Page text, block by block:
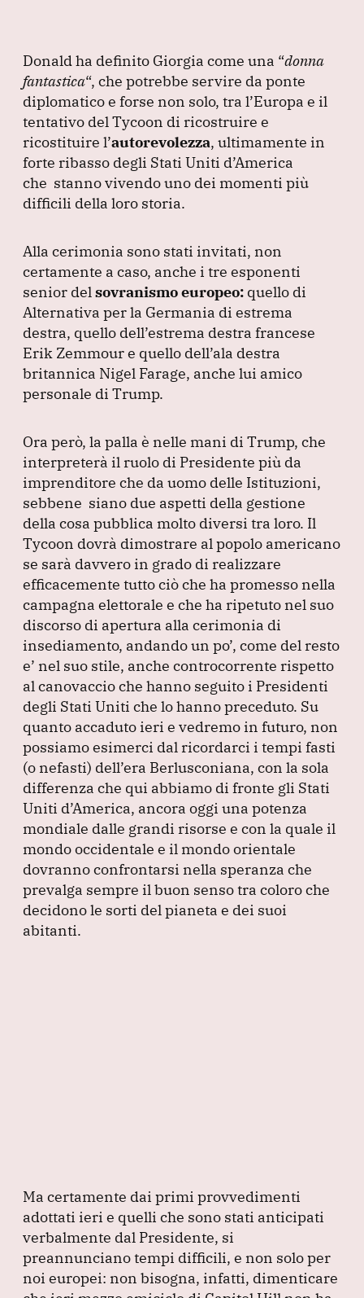
Donald ha definito Giorgia come una “donna
fantastica“, che potrebbe servire da ponte
diplomatico e forse non solo, tra l’Europa e il
tentativo del Tycoon di ricostruire e
ricostituire l’autorevolezza, ultimamente in
forte ribasso degli Stati Uniti d’America
che stanno vivendo uno dei momenti più
difficili della loro storia.
Alla cerimonia sono stati invitati, non
certamente a caso, anche i tre esponenti
senior del sovranismo europeo: quello di
Alternativa per la Germania di estrema
destra, quello dell’estrema destra francese
Erik Zemmour e quello dell’ala destra
britannica Nigel Farage, anche lui amico
personale di Trump.
Ora però, la palla è nelle mani di Trump, che
interpreterà il ruolo di Presidente più da
imprenditore che da uomo delle Istituzioni,
sebbene siano due aspetti della gestione
della cosa pubblica molto diversi tra loro. Il
Tycoon dovrà dimostrare al popolo americano
se sarà davvero in grado di realizzare
efficacemente tutto ciò che ha promesso nella
campagna elettorale e che ha ripetuto nel suo
discorso di apertura alla cerimonia di
insediamento, andando un po’, come del resto
e’ nel suo stile, anche controcorrente rispetto
al canovaccio che hanno seguito i Presidenti
degli Stati Uniti che lo hanno preceduto. Su
quanto accaduto ieri e vedremo in futuro, non
possiamo esimerci dal ricordarci i tempi fasti
(o nefasti) dell’era Berlusconiana, con la sola
differenza che qui abbiamo di fronte gli Stati
Uniti d’America, ancora oggi una potenza
mondiale dalle grandi risorse e con la quale il
mondo occidentale e il mondo orientale
dovranno confrontarsi nella speranza che
prevalga sempre il buon senso tra coloro che
decidono le sorti del pianeta e dei suoi
abitanti.
Ma certamente dai primi provvedimenti
adottati ieri e quelli che sono stati anticipati
verbalmente dal Presidente, si
preannunciano tempi difficili, e non solo per
noi europei: non bisogna, infatti, dimenticare